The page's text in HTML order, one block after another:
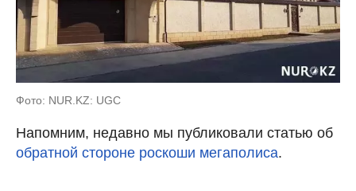
Фото: NUR.KZ: UGC
Напомним, недавно мы публиковали статью об
обратной стороне роскоши мегаполиса.